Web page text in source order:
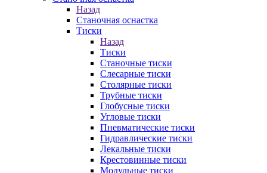
Назад
Станочная оснастка
Тиски
Назад
Тиски
Станочные тиски
Слесарные тиски
Столярные тиски
Трубные тиски
Глобусные тиски
Угловые тиски
Пневматические тиски
Гидравлические тиски
Лекальные тиски
Крестовинные тиски
Модульные тиски